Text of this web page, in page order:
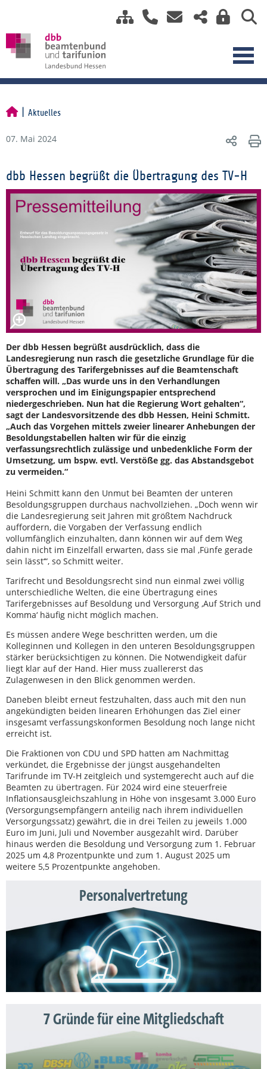
Aktuelles
07. Mai 2024
dbb Hessen begrüßt die Übertragung des TV-H
Der dbb Hessen begrüßt ausdrücklich, dass die
Landesregierung nun rasch die gesetzliche Grundlage für die
Übertragung des Tarifergebnisses auf die Beamtenschaft
schaffen will. „Das wurde uns in den Verhandlungen
versprochen und im Einigungspapier entsprechend
niedergeschrieben. Nun hat die Regierung Wort gehalten“,
sagt der Landesvorsitzende des dbb Hessen, Heini Schmitt.
„Auch das Vorgehen mittels zweier linearer Anhebungen der
Besoldungstabellen halten wir für die einzig
verfassungsrechtlich zulässige und unbedenkliche Form der
Umsetzung, um bspw. evtl. Verstöße gg. das Abstandsgebot
zu vermeiden.“
Heini Schmitt kann den Unmut bei Beamten der unteren
Besoldungsgruppen durchaus nachvollziehen. „Doch wenn wir
die Landesregierung seit Jahren mit größtem Nachdruck
auffordern, die Vorgaben der Verfassung endlich
vollumfänglich einzuhalten, dann können wir auf dem Weg
dahin nicht im Einzelfall erwarten, dass sie mal ‚Fünfe gerade
sein lässt‘“, so Schmitt weiter.
Tarifrecht und Besoldungsrecht sind nun einmal zwei völlig
unterschiedliche Welten, die eine Übertragung eines
Tarifergebnisses auf Besoldung und Versorgung ‚Auf Strich und
Komma‘ häufig nicht möglich machen.
Es müssen andere Wege beschritten werden, um die
Kolleginnen und Kollegen in den unteren Besoldungsgruppen
stärker berücksichtigen zu können. Die Notwendigkeit dafür
liegt klar auf der Hand. Hier muss zuallererst das
Zulagenwesen in den Blick genommen werden.
Daneben bleibt erneut festzuhalten, dass auch mit den nun
angekündigten beiden linearen Erhöhungen das Ziel einer
insgesamt verfassungskonformen Besoldung noch lange nicht
erreicht ist.
Die Fraktionen von CDU und SPD hatten am Nachmittag
verkündet, die Ergebnisse der jüngst ausgehandelten
Tarifrunde im TV-H zeitgleich und systemgerecht auch auf die
Beamten zu übertragen. Für 2024 wird eine steuerfreie
Inflationsausgleichszahlung in Höhe von insgesamt 3.000 Euro
(Versorgungsempfängern anteilig nach ihrem individuellen
Versorgungssatz) gewährt, die in drei Teilen zu jeweils 1.000
Euro im Juni, Juli und November ausgezahlt wird. Darüber
hinaus werden die Besoldung und Versorgung zum 1. Februar
2025 um 4,8 Prozentpunkte und zum 1. August 2025 um
weitere 5,5 Prozentpunkte angehoben.
Personalvertretung
7 Gründe für eine Mitgliedschaft